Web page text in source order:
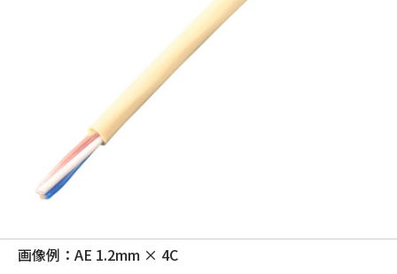
画像例：AE 1.2mm × 4C